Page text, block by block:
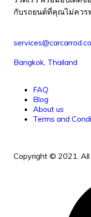
กับรถยนต์ที่คุณไม่ควร
Bangkok, Thailand
FAQ
Blog
About us
Terms and
Copyright © 2021. All